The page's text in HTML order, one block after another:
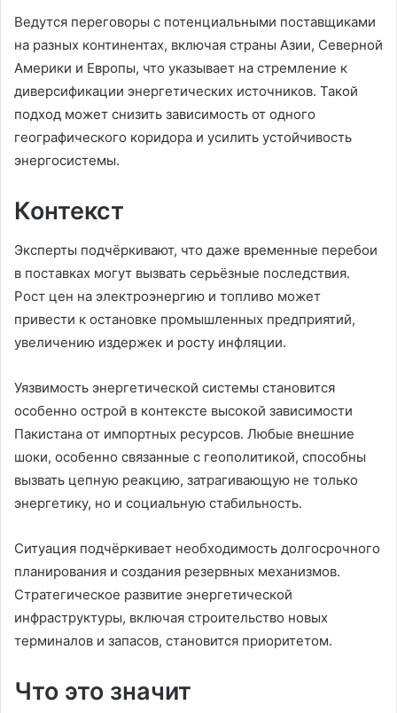
Ведутся переговоры с потенциальными поставщиками
на разных континентах, включая страны Азии, Северной
Америки и Европы, что указывает на стремление к
диверсификации энергетических источников. Такой
подход может снизить зависимость от одного
географического коридора и усилить устойчивость
энергосистемы.
Контекст
Эксперты подчёркивают, что даже временные перебои
в поставках могут вызвать серьёзные последствия.
Рост цен на электроэнергию и топливо может
привести к остановке промышленных предприятий,
увеличению издержек и росту инфляции.
Уязвимость энергетической системы становится
особенно острой в контексте высокой зависимости
Пакистана от импортных ресурсов. Любые внешние
шоки, особенно связанные с геополитикой, способны
вызвать цепную реакцию, затрагивающую не только
энергетику, но и социальную стабильность.
Ситуация подчёркивает необходимость долгосрочного
планирования и создания резервных механизмов.
Стратегическое развитие энергетической
инфраструктуры, включая строительство новых
терминалов и запасов, становится приоритетом.
Что это значит